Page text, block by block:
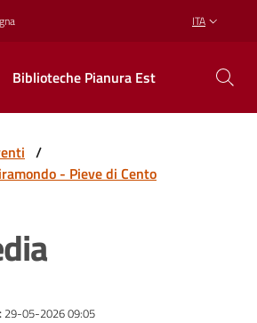
ITA
Biblioteche Pianura Est
/
- Pieve di Cento
: 29-05-2026 09:05